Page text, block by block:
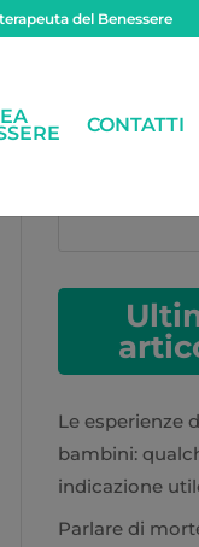
del Benessere
CONTATTI
Le esperienze
bambini:
indicazione
Parlare di